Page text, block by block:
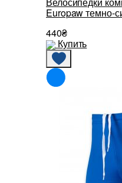
Europaw темно-
440₴
Купить